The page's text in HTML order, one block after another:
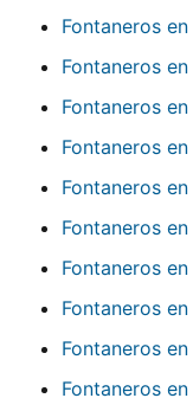
Fontaneros en
Fontaneros en
Fontaneros en
Fontaneros en
Fontaneros en
Fontaneros en
Fontaneros en
Fontaneros en
Fontaneros en
Fontaneros en